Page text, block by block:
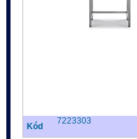
Kód
7223303